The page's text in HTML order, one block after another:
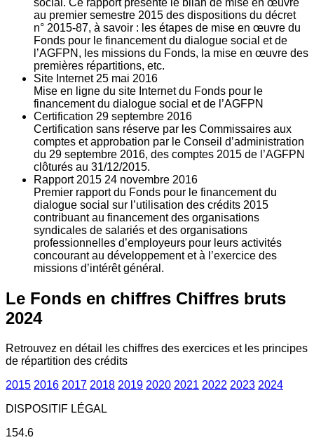
social. Ce rapport présente le bilan de mise en œuvre
au premier semestre 2015 des dispositions du décret
n° 2015-87, à savoir : les étapes de mise en œuvre du
Fonds pour le financement du dialogue social et de
l’AGFPN, les missions du Fonds, la mise en œuvre des
premières répartitions, etc.
Site Internet 25 mai 2016
Mise en ligne du site Internet du Fonds pour le
financement du dialogue social et de l’AGFPN
Certification 29 septembre 2016
Certification sans réserve par les Commissaires aux
comptes et approbation par le Conseil d’administration
du 29 septembre 2016, des comptes 2015 de l’AGFPN
clôturés au 31/12/2015.
Rapport 2015 24 novembre 2016
Premier rapport du Fonds pour le financement du
dialogue social sur l’utilisation des crédits 2015
contribuant au financement des organisations
syndicales de salariés et des organisations
professionnelles d’employeurs pour leurs activités
concourant au développement et à l’exercice des
missions d’intérêt général.
Le Fonds en chiffres Chiffres bruts
2024
Retrouvez en détail les chiffres des exercices et les principes
de répartition des crédits
2015 2016 2017 2018 2019 2020 2021 2022 2023 2024
DISPOSITIF LÉGAL
154.6